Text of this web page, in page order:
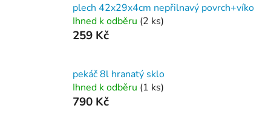
plech 42x29x4cm nepřilnavý povrch+víko
Ihned k odběru (2 ks)
259 Kč
pekáč 8l hranatý sklo
Ihned k odběru (1 ks)
790 Kč